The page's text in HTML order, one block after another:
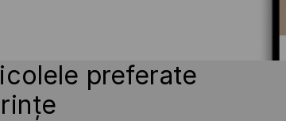
preferate